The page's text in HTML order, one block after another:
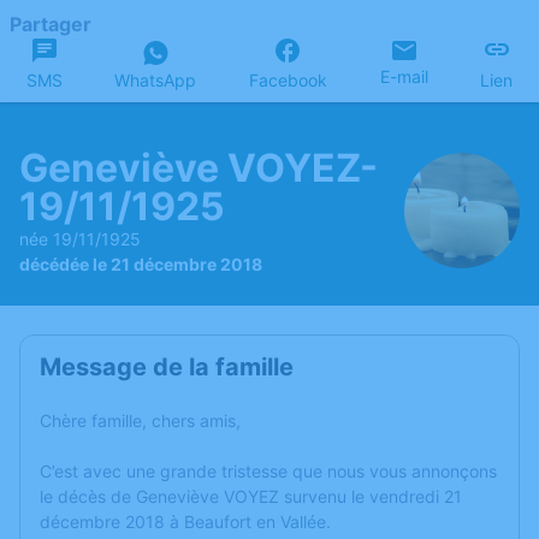
Partager
SMS WhatsApp Facebook E-mail Lien
Geneviève VOYEZ-
19/11/1925
née 19/11/1925
décédée le 21 décembre 2018
Message de la famille
Chère famille, chers amis,
C’est avec une grande tristesse que nous vous annonçons
le décès de Geneviève VOYEZ survenu le vendredi 21
décembre 2018 à Beaufort en Vallée.